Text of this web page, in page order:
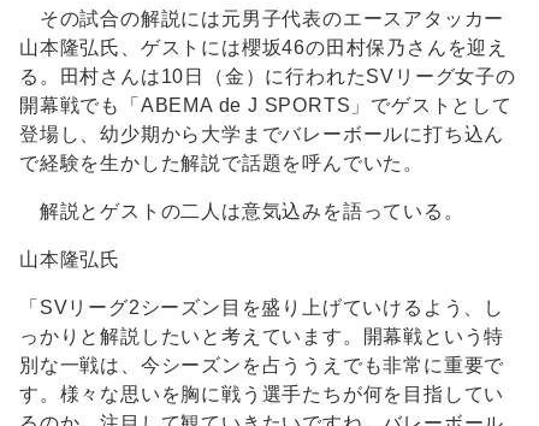
その試合の解説には元男子代表のエースアタッカー
山本隆弘氏、ゲストには櫻坂46の田村保乃さんを迎え
る。田村さんは10日（金）に行われたSVリーグ女子の
開幕戦でも「ABEMA de J SPORTS」でゲストとして
登場し、幼少期から大学までバレーボールに打ち込ん
で経験を生かした解説で話題を呼んでいた。
解説とゲストの二人は意気込みを語っている。
山本隆弘氏
「SVリーグ2シーズン目を盛り上げていけるよう、し
っかりと解説したいと考えています。開幕戦という特
別な一戦は、今シーズンを占ううえでも非常に重要で
す。様々な思いを胸に戦う選手たちが何を目指してい